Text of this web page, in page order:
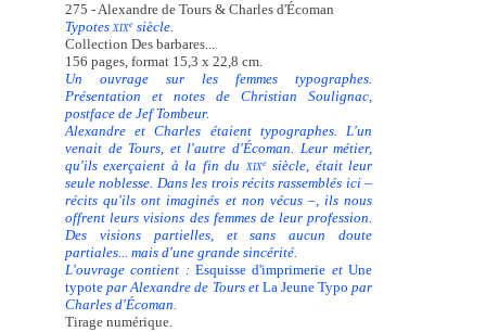
275 - Alexandre de Tours & Charles d'Écoman
TypotesXIXesiècle.
Collection Des barbares...
156 pages, format 15,3 x 22,8 cm.
Un ouvrage sur les femmes typographes.
Présentation et notes de Christian Soulignac,
postface de Jef Tombeur.
Alexandre et Charles étaient typographes. L'un
venait de Tours, et l'autre d'Écoman. Leur métier,
qu'ils exerçaient à la fin duXIXesiècle, était leur
seule noblesse. Dans les trois récits rassemblés ici –
récits qu'ils ont imaginés et non vécus –, ils nous
offrent leurs visions des femmes de leur profession.
Des visions partielles, et sans aucun doute
partiales... mais d'une grande sincérité.
L'ouvrage contient :Esquisse d'imprimerie etUne
typotepar Alexandre de Tours et La Jeune Typo par
Charles d'Écoman.
Tirage numérique.